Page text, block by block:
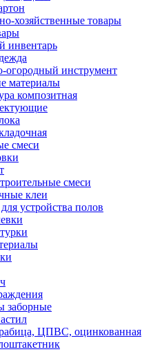
хозяйственные товары
инвентарь
огородный инструмент
материалы
композитная
смеси
смеси
клеи
устройства полов
заборные
ЦПВС, оцинкованная